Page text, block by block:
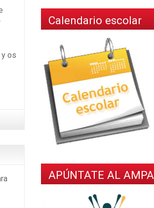
os
Calendario escolar
APÚNTATE AL AMPA